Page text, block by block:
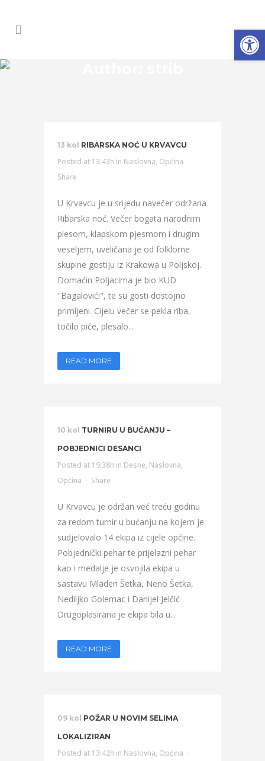
13 kol RIBARSKA NOĆ U KRVAVCU
Posted at 13:43h in Naslovna, Općina
Share
U Krvavcu je u srijedu navečer održana
Ribarska noć. Večer bogata narodnim
plesom, klapskom pjesmom i drugim
veseljem, uveličana je od folklorne
skupine gostiju iz Krakowa u Poljskoj.
Domaćin Poljacima je bio KUD
"Bagalovići", te su gosti dostojno
primljeni. Cijelu večer se pekla riba,
točilo piće, plesalo...
READ MORE
10 kol TURNIRU U BUĆANJU –
POBJEDNICI DESANCI
Posted at 19:38h in Desne, Naslovna,
Općina
Share
U Krvavcu je održan već treću godinu
za redom turnir u bućanju na kojem je
sudjelovalo 14 ekipa iz cijele općine.
Pobjednički pehar te prijelazni pehar
kao i medalje je osvojila ekipa u
sastavu Mladen Šetka, Neno Šetka,
Nediljko Golemac i Danijel Jelčić
Drugoplasirana je ekipa bila u...
READ MORE
09 kol POŽAR U NOVIM SELIMA
LOKALIZIRAN
Posted at 13:42h in Naslovna, Općina